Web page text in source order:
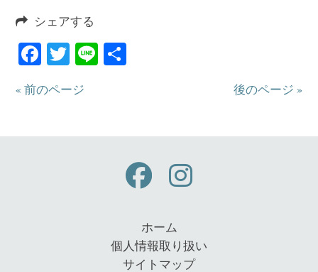
シェアする
Facebook
Twitter
Line
« 前のページ 後のページ »
ホーム
個人情報取り扱い
サイトマップ